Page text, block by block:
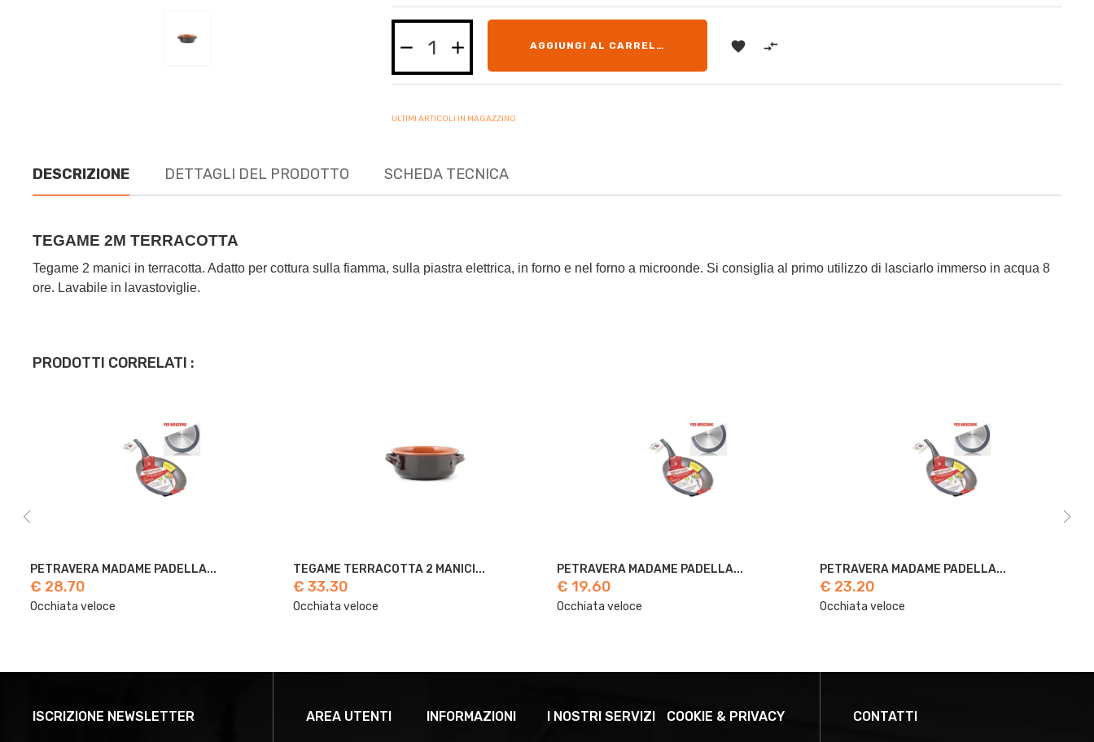
AGGIUNGI AL CARRELLO  
ULTIMI ARTICOLI IN MAGAZZINO
DESCRIZIONE DETTAGLI DEL PRODOTTO SCHEDA TECNICA
TEGAME 2M TERRACOTTA
Tegame 2 manici in terracotta. Adatto per cottura sulla fiamma, sulla piastra elettrica, in forno e nel forno a microonde. Si consiglia al primo utilizzo di lasciarlo immerso in acqua 8
ore. Lavabile in lavastoviglie.
PRODOTTI CORRELATI :
PETRAVERA MADAME PADELLA...
€ 28.70
Occhiata veloce
TEGAME TERRACOTTA 2 MANICI...
€ 33.30
Occhiata veloce
PETRAVERA MADAME PADELLA...
€ 19.60
Occhiata veloce
PETRAVERA MADAME PADELLA...
€ 23.20
Occhiata veloce
ISCRIZIONE NEWSLETTER CONTATTI
AREA UTENTI INFORMAZIONI I NOSTRI SERVIZI COOKIE & PRIVACY